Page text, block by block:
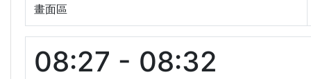
畫面區
08:27 - 08:32